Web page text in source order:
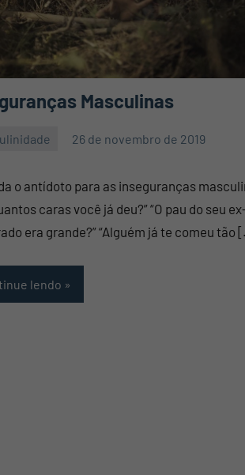
Masculinas
26 de novembro de 2019
o antídoto para as inseguranças
caras você já deu?” “O pau do seu
era grande?” “Alguém já te comeu tão
lendo